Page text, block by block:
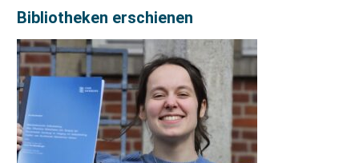
Bibliotheken erschienen